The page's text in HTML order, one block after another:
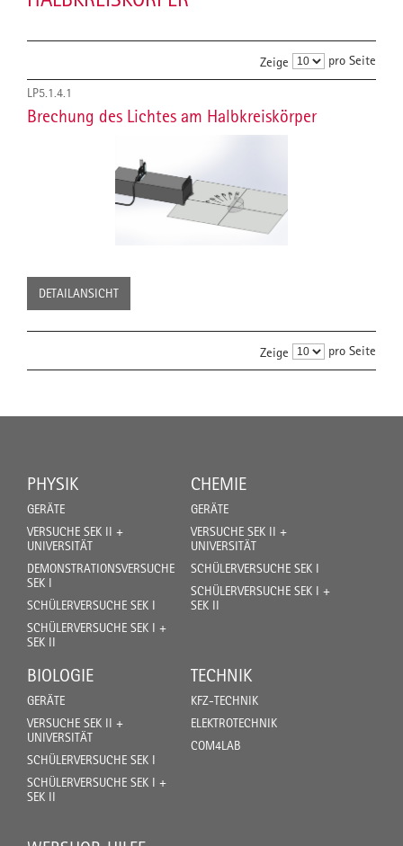
Zeige pro Seite
LP5.1.4.1
Brechung des Lichtes am Halbkreiskörper
DETAILANSICHT
Zeige pro Seite
PHYSIK
GERÄTE
VERSUCHE SEK II +
UNIVERSITÄT
DEMONSTRATIONSVERSUCHE
SEK I
SCHÜLERVERSUCHE SEK I
SCHÜLERVERSUCHE SEK I +
SEK II
CHEMIE
GERÄTE
VERSUCHE SEK II +
UNIVERSITÄT
SCHÜLERVERSUCHE SEK I
SCHÜLERVERSUCHE SEK I +
SEK II
BIOLOGIE
GERÄTE
VERSUCHE SEK II +
UNIVERSITÄT
SCHÜLERVERSUCHE SEK I
SCHÜLERVERSUCHE SEK I +
SEK II
TECHNIK
KFZ-TECHNIK
ELEKTROTECHNIK
COM4LAB